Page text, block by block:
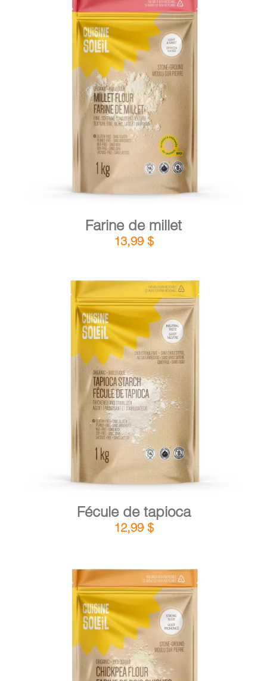
AJOUTER AU PANIER / DÉTAILS
Farine de millet
13,99 $
AJOUTER AU PANIER DÉTAILS
Fécule de tapioca
12,99 $
AJOUTER AU PANIER DÉTAILS